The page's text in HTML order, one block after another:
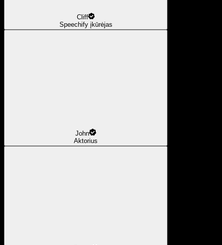
Cliff
Speechify įkūrėjas
John
Aktorius